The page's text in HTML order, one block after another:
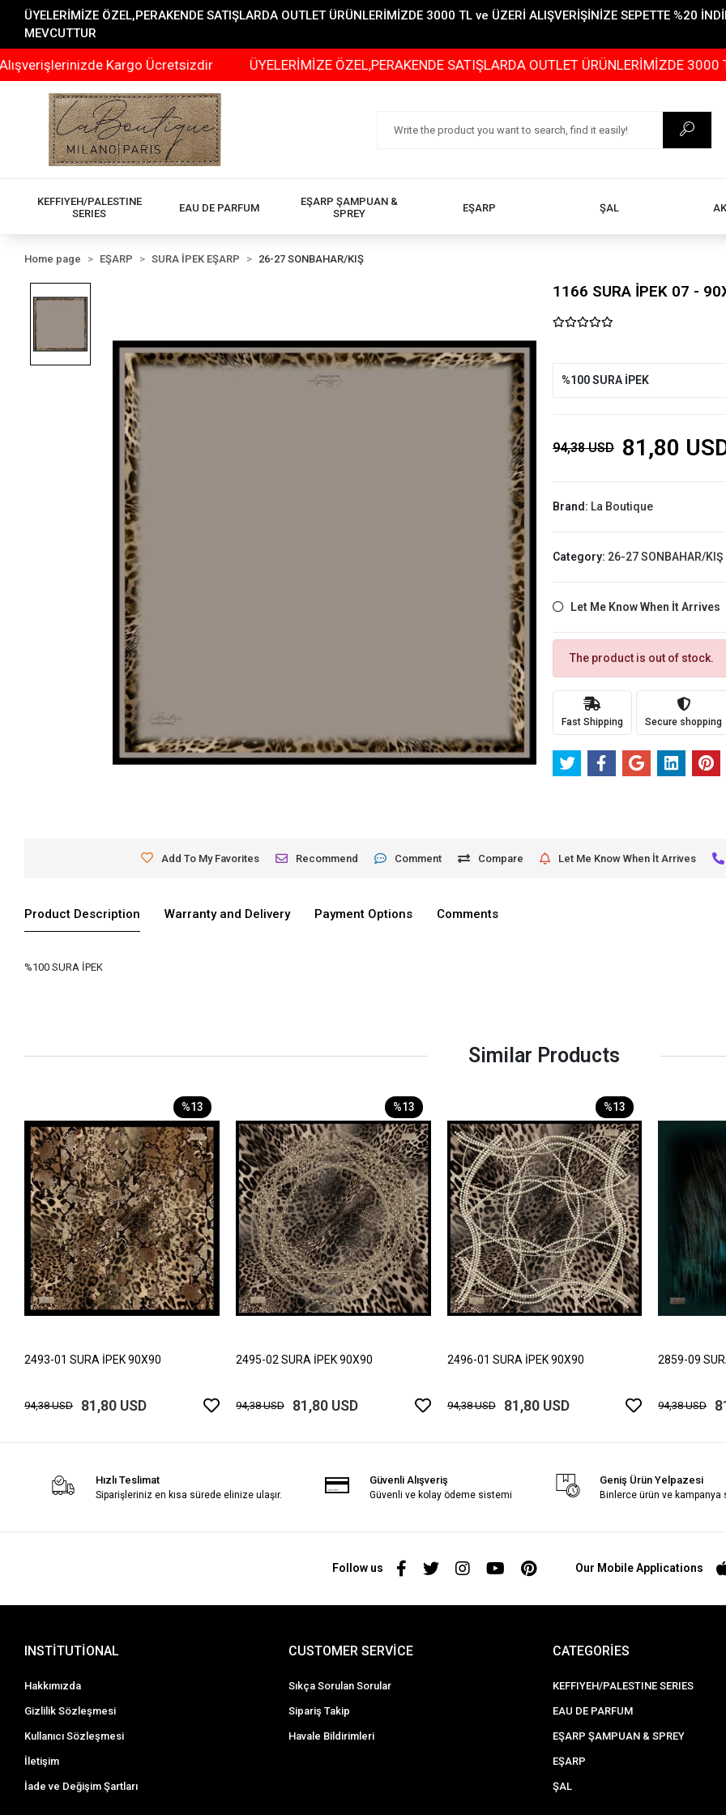
ÜYELERİMİZE ÖZEL,PERAKENDE SATIŞLARDA OUTLET ÜRÜNLERİMİZDE 3000 TL ve ÜZERİ ALIŞVERİŞİNİZE SEPETTE %20
MEVCUTTUR
Kargo Ücretsizdir ÜYELERİMİZE ÖZEL,PERAKENDE SATIŞLARDA OUTLET ÜRÜNLERİMİZDE 3000 TL
KEFFIYEH/PALESTINE
SERIES
EAU DE PARFUM
EŞARP ŞAMPUAN &
SPREY
EŞARP ŞAL
Home page EŞARP SURA İPEK EŞARP 26-27 SONBAHAR/KIŞ
1166 SURA İPEK 07 -
%100 SURA İPEK
94,38 USD 81,80
Brand: La Boutique
Category: 26-27 SONBAHAR/KIŞ
Let Me Know When İt Arrives
The product is out of stock.
Fast Shipping Secure shopping
Add To My Favorites Recommend Comment Compare Let Me Know When İt Arrives
Product Description Warranty and Delivery Payment Options Comments
%100 SURA İPEK
Similar Products
%13
2493-01 SURA İPEK 90X90
94,38 USD 81,80 USD
%13
2495-02 SURA İPEK 90X90
94,38 USD 81,80 USD
%13
2496-01 SURA İPEK 90X90
94,38 USD 81,80 USD
2859-09
94,38 USD
Hızlı Teslimat
Siparişleriniz en kısa sürede elinize ulaşır.
Güvenli Alışveriş
Güvenli ve kolay ödeme sistemi
Geniş Ürün Yelpazesi
Binlerce ürün ve kampanya
Follow us Our Mobile Applications
INSTİTUTİONAL
Hakkımızda
Gizlilik Sözleşmesi
Kullanıcı Sözleşmesi
İletişim
İade ve Değişim Şartları
CUSTOMER SERVİCE
Sıkça Sorulan Sorular
Sipariş Takip
Havale Bildirimleri
CATEGORİES
KEFFIYEH/PALESTINE SERIES
EAU DE PARFUM
EŞARP ŞAMPUAN & SPREY
EŞARP
ŞAL